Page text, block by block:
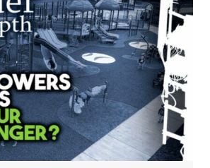
ALLEMAND
:
LES
PASSAGES
RELATIFS
À
LA
VACCINATION
DANS
LES
PROTOCOLES